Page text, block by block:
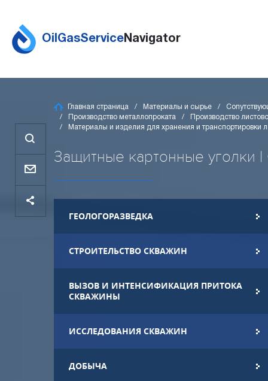
OilGasServiceNavigator
Главная страница Материалы и сырье
Производство металлопроката
Производство
Материалы и изделия для хранения и транспортировки
Защитные картонные уголки |
ГЕОЛОГОРАЗВЕДКА
СТРОИТЕЛЬСТВО СКВАЖИН
ВЫЗОВ И ИНТЕНСИФИКАЦИЯ ПРИТОКА
СКВАЖИНЫ
ИССЛЕДОВАНИЯ СКВАЖИН
ДОБЫЧА